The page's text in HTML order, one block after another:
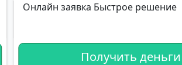
Онлайн заявка Быстрое решение
Получить деньги